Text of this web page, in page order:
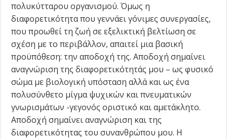
πολυκύτταρου οργανισμού. Όμως η
διαφορετικότητα που γεννάει γόνιμες συνεργασίες,
που προωθεί τη ζωή σε εξελικτική βελτίωση σε
σχέση με το περιβάλλον, απαιτεί μια βασική
προϋπόθεση: την αποδοχή της. Αποδοχή σημαίνει
αναγνώριση της διαφορετικότητάς μου – ως φυσικό
σώμα με βιολογική υπόσταση αλλά και ως ένα
πολυσύνθετο μίγμα ψυχικών και πνευματικών
γνωρισμάτων -γεγονός οριστικό και αμετάκλητο.
Αποδοχή σημαίνει αναγνώριση και της
διαφορετικότητας του συνανθρώπου μου. Η